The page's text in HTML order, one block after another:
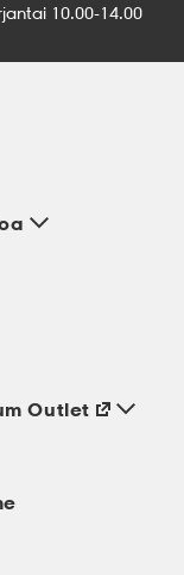
10.00-14.00
Outlet